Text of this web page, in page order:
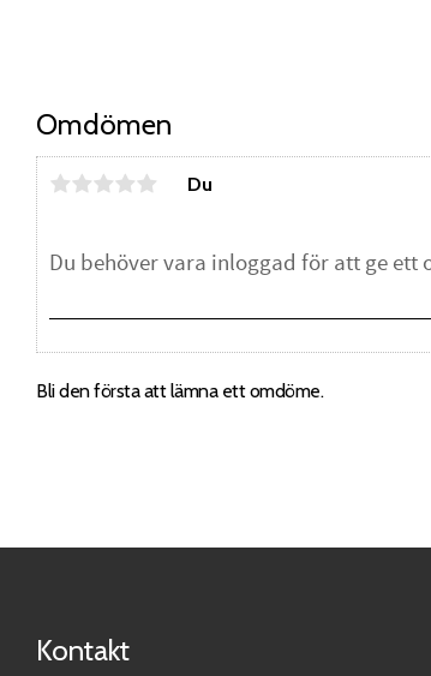
Omdömen
Du
Bli den första att lämna ett omdöme.
Kontakt